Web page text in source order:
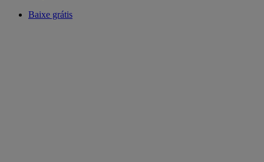
Baixe grátis